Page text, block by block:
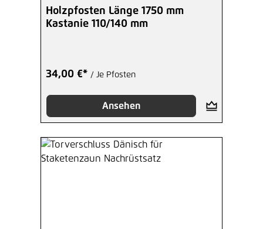
Holzpfosten Länge 1750 mm
Kastanie 110/140 mm
34,00 €* / Je Pfosten
Ansehen